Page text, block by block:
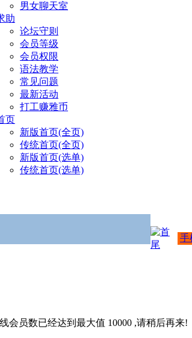
男女聊天室
助
论坛守则
会员等级
会员权限
语法教学
常见问题
最新活动
打工赚雅币
页
新版首页(全页)
传统首页(全页)
新版首页(选单)
传统首页(选单)
手
会员数已经达到最大值 10000 ,请稍后再来!